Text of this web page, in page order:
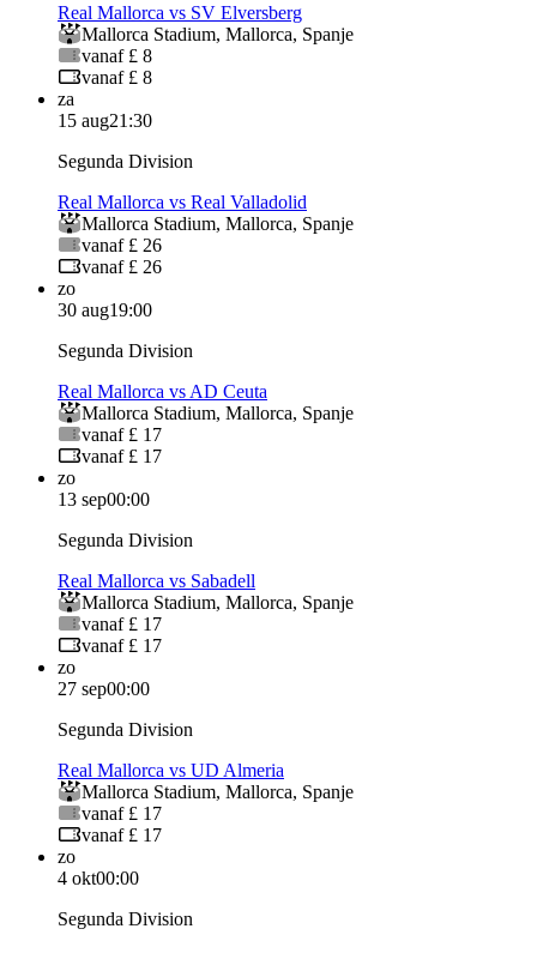
Real Mallorca vs SV Elversberg
Mallorca Stadium, Mallorca, Spanje
vanaf £ 8
vanaf £ 8
za
15 aug21:30
Segunda Division
Real Mallorca vs Real Valladolid
Mallorca Stadium, Mallorca, Spanje
vanaf £ 26
vanaf £ 26
zo
30 aug19:00
Segunda Division
Real Mallorca vs AD Ceuta
Mallorca Stadium, Mallorca, Spanje
vanaf £ 17
vanaf £ 17
zo
13 sep00:00
Segunda Division
Real Mallorca vs Sabadell
Mallorca Stadium, Mallorca, Spanje
vanaf £ 17
vanaf £ 17
zo
27 sep00:00
Segunda Division
Real Mallorca vs UD Almeria
Mallorca Stadium, Mallorca, Spanje
vanaf £ 17
vanaf £ 17
zo
4 okt00:00
Segunda Division